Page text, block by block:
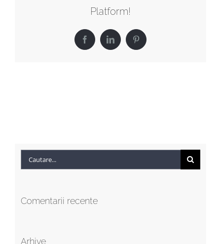
Platform!
FacebookLinkedInPinterest
Cautare...
Comentarii recente
Arhive